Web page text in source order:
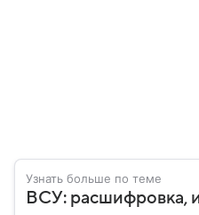
Узнать больше по теме
ВСУ: расшифровка,